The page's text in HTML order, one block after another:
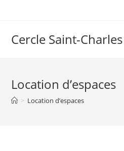
Cercle Saint-Charles
Location d’espaces
> Location d’espaces